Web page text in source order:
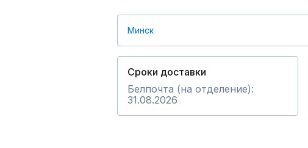
Минск
Сроки доставки
Белпочта (на отделение):
31.08.2026